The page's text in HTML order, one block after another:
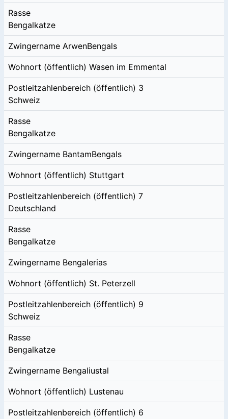
Rasse
Bengalkatze
Zwingername ArwenBengals
Wohnort (öffentlich) Wasen im Emmental
Postleitzahlenbereich (öffentlich) 3
Schweiz
Rasse
Bengalkatze
Zwingername BantamBengals
Wohnort (öffentlich) Stuttgart
Postleitzahlenbereich (öffentlich) 7
Deutschland
Rasse
Bengalkatze
Zwingername Bengalerias
Wohnort (öffentlich) St. Peterzell
Postleitzahlenbereich (öffentlich) 9
Schweiz
Rasse
Bengalkatze
Zwingername Bengaliustal
Wohnort (öffentlich) Lustenau
Postleitzahlenbereich (öffentlich) 6